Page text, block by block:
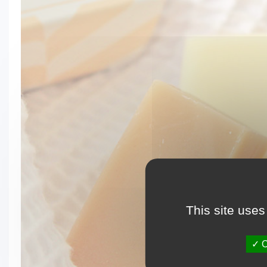
This site